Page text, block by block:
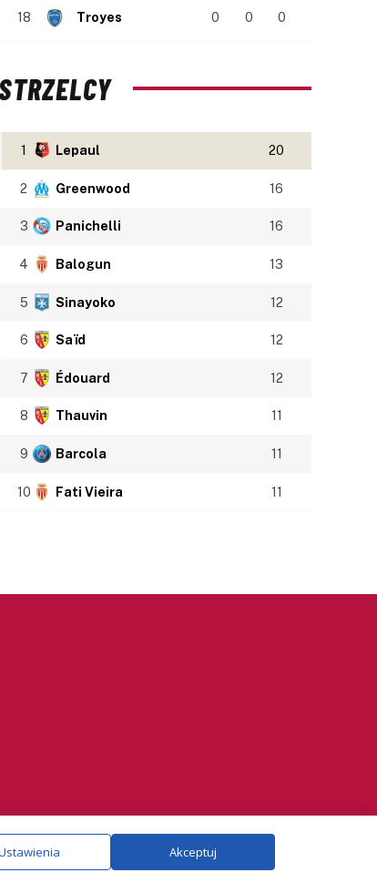
18 Troyes 0 0 0
1 Lepaul 20
2 Greenwood 16
3 Panichelli 16
4 Balogun 13
5 Sinayoko 12
6 Saïd 12
7 Édouard 12
8 Thauvin 11
9 Barcola 11
10 Fati Vieira 11
Akceptuj